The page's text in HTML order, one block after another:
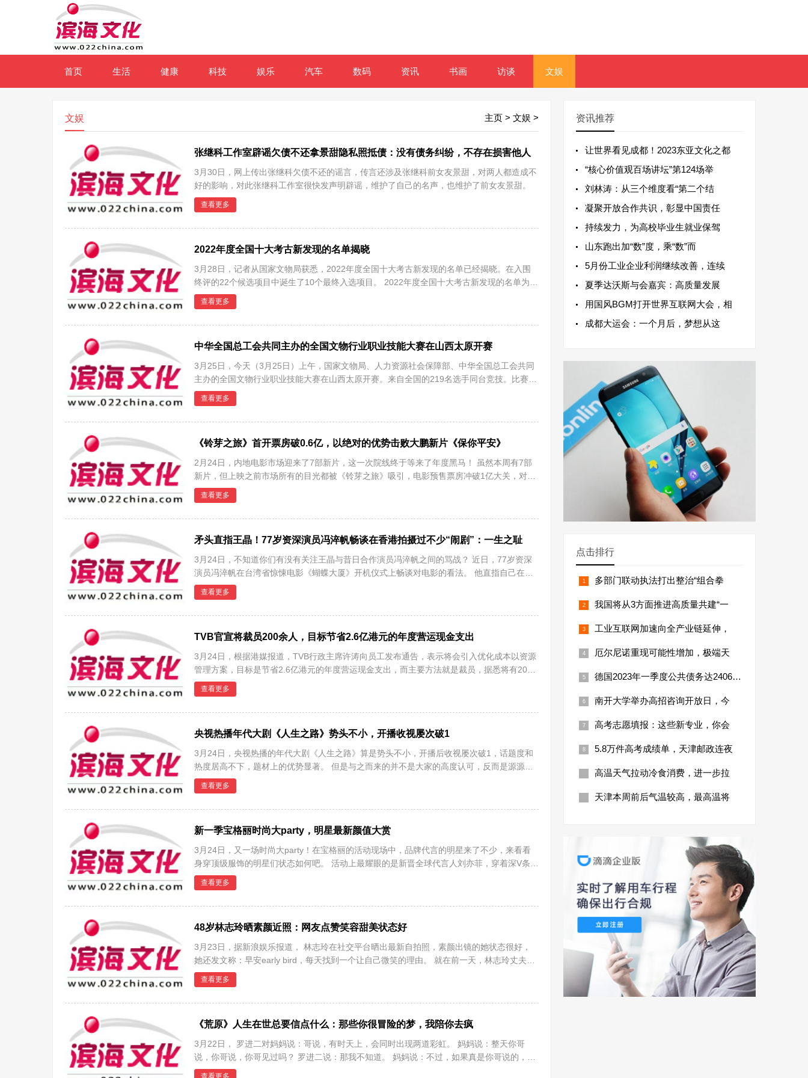
首页 生活 健康 科技 娱乐 汽车 数码 资讯 书画 访谈 文娱
主页 > 文娱 >
文娱
张继科工作室辟谣欠债不还拿景甜隐私照抵债：没有债务纠纷，不存在损害他人
3月30日，网上传出张继科欠债不还的谣言，传言还涉及张继科前女友景甜，对两人都造成不
好的影响，对此张继科工作室很快发声明辟谣，维护了自己的名声，也维护了前女友景甜。
查看更多
2022年度全国十大考古新发现的名单揭晓
3月28日，记者从国家文物局获悉，2022年度全国十大考古新发现的名单已经揭晓。在入围
终评的22个候选项目中诞生了10个最终入选项目。 2022年度全国十大考古新发现的名单为：
湖北十
查看更多
中华全国总工会共同主办的全国文物行业职业技能大赛在山西太原开赛
3月25日，今天（3月25日）上午，国家文物局、人力资源社会保障部、中华全国总工会共同
主办的全国文物行业职业技能大赛在山西太原开赛。来自全国的219名选手同台竞技。比赛设
立木
查看更多
《铃芽之旅》首开票房破0.6亿，以绝对的优势击败大鹏新片《保你平安》
2月24日，内地电影市场迎来了7部新片，这一次院线终于等来了年度黑马！ 虽然本周有7部
新片，但上映之前市场所有的目光都被《铃芽之旅》吸引，电影预售票房冲破1亿大关，对于
一部
查看更多
矛头直指王晶！77岁资深演员冯淬帆畅谈在香港拍摄过不少“闹剧”：一生之耻
3月24日，不知道你们有没有关注王晶与昔日合作演员冯淬帆之间的骂战？ 近日，77岁资深
演员冯淬帆在台湾省惊悚电影《蝴蝶大厦》开机仪式上畅谈对电影的看法。 他直指自己在香
港拍
查看更多
TVB官宣将裁员200余人，目标节省2.6亿港元的年度营运现金支出
3月24日，根据港媒报道，TVB行政主席许涛向员工发布通告，表示将会引入优化成本以资源
管理方案，目标是节省2.6亿港元的年度营运现金支出，而主要方法就是裁员，据悉将有200
人被裁
查看更多
央视热播年代大剧《人生之路》势头不小，开播收视屡次破1
3月24日，央视热播的年代大剧《人生之路》算是势头不小，开播后收视屡次破1，话题度和
热度居高不下，题材上的优势显著。 但是与之而来的并不是大家的高度认可，反而是源源不
断
查看更多
新一季宝格丽时尚大party，明星最新颜值大赏
3月24日，又一场时尚大party！在宝格丽的活动现场中，品牌代言的明星来了不少，来看看
身穿顶级服饰的明星们状态如何吧。 活动上最耀眼的是新晋全球代言人刘亦菲，穿着深V条纹
裙的
查看更多
48岁林志玲晒素颜近照：网友点赞笑容甜美状态好
3月23日，据新浪娱乐报道， 林志玲在社交平台晒出最新自拍照，素颜出镜的她状态很好，
她还发文称：早安early bird，每天找到一个让自己微笑的理由。 就在前一天，林志玲丈夫
AKIRA黑
查看更多
《荒原》人生在世总要信点什么：那些你很冒险的梦，我陪你去疯
3月22日， 罗进二对妈妈说：哥说，有时天上，会同时出现两道彩虹。 妈妈说：整天你哥
说，你哥说，你哥见过吗？ 罗进二说：那我不知道。 妈妈说：不过，如果真是你哥说的，我
就信
查看更多
资讯推荐
让世界看见成都！2023东亚文化之都
“核心价值观百场讲坛”第124场举
刘林涛：从三个维度看“第二个结
凝聚开放合作共识，彰显中国责任
持续发力，为高校毕业生就业保驾
山东跑出加“数”度，乘“数”而
5月份工业企业利润继续改善，连续
夏季达沃斯与会嘉宾：高质量发展
用国风BGM打开世界互联网大会，相
成都大运会：一个月后，梦想从这
点击排行
多部门联动执法打出整治“组合拳
我国将从3方面推进高质量共建“一
工业互联网加速向全产业链延伸，
厄尔尼诺重现可能性增加，极端天
德国2023年一季度公共债务达24066亿
南开大学举办高招咨询开放日，今
高考志愿填报：这些新专业，你会
5.8万件高考成绩单，天津邮政连夜
高温天气拉动冷食消费，进一步拉
天津本周前后气温较高，最高温将